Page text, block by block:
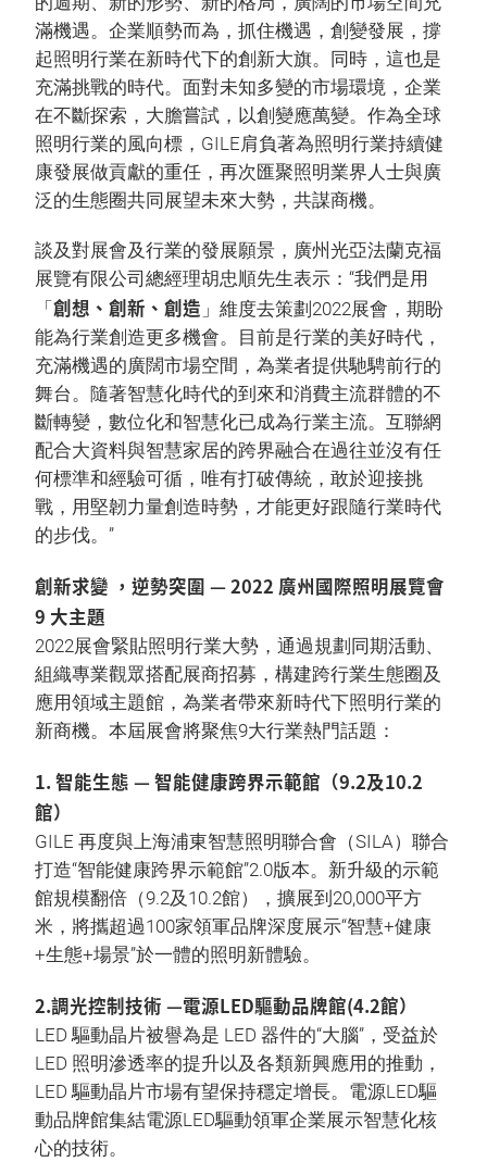
滿機遇。企業順勢而為，抓住機遇，創變發展，撐
起照明行業在新時代下的創新大旗。同時，這也是
充滿挑戰的時代。面對未知多變的市場環境，企業
在不斷探索，大膽嘗試，以創變應萬變。作為全球
照明行業的風向標，GILE肩負著為照明行業持續健
康發展做貢獻的重任，再次匯聚照明業界人士與廣
泛的生態圈共同展望未來大勢，共謀商機。
談及對展會及行業的發展願景，廣州光亞法蘭克福
展覽有限公司總經理胡忠順先生表示：“我們是用
「 創想、創新、創造 」維度去策劃2022展會，期盼
能為行業創造更多機會。目前是行業的美好時代，
充滿機遇的廣闊市場空間，為業者提供馳騁前行的
舞台。隨著智慧化時代的到來和消費主流群體的不
斷轉變，數位化和智慧化已成為行業主流。互聯網
配合大資料與智慧家居的跨界融合在過往並沒有任
何標準和經驗可循，唯有打破傳統，敢於迎接挑
戰，用堅韌力量創造時勢，才能更好跟隨行業時代
的步伐。”
創新求變 ，逆勢突圍 — 2022 廣州國際照明展覽會
9 大主題
2022展會緊貼照明行業大勢，通過規劃同期活動、
組織專業觀眾搭配展商招募，構建跨行業生態圈及
應用領域主題館，為業者帶來新時代下照明行業的
新商機。本屆展會將聚焦9大行業熱門話題：
1. 智能生態 — 智能健康跨界示範館（9.2及10.2
館）
GILE 再度與上海浦東智慧照明聯合會（SILA）聯合
打造“智能健康跨界示範館”2.0版本。新升級的示範
館規模翻倍（9.2及10.2館），擴展到20,000平方
米，將攜超過100家領軍品牌深度展示“智慧+健康
+生態+場景”於一體的照明新體驗。
2.調光控制技術 —電源LED驅動品牌館(4.2館）
LED 驅動晶片被譽為是 LED 器件的“大腦”，受益於
LED 照明滲透率的提升以及各類新興應用的推動，
LED 驅動晶片市場有望保持穩定增長。電源LED驅
動品牌館集結電源LED驅動領軍企業展示智慧化核
心的技術。